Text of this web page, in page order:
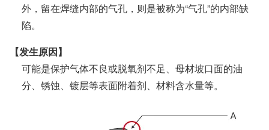
外，留在焊缝内部的气孔，则是被称为“气孔”的内部缺
陷。
【发生原因】
可能是保护气体不良或脱氧剂不足、母材坡口面的油
分、锈蚀、镀层等表面附着剂、材料含水量等。